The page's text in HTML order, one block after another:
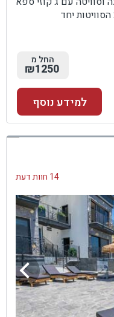
החל מ
₪1250
למידע נוסף
14 חוות דעת